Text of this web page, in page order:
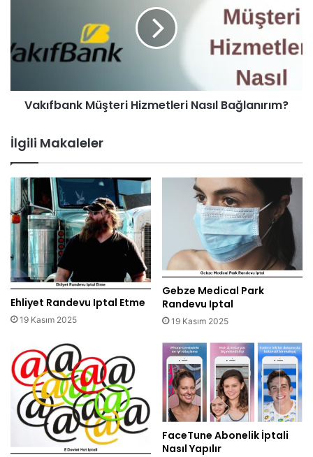
Vakıfbank Müşteri Hizmetleri Nasıl Bağlanırım?
İlgili Makaleler
Ehliyet Randevu Iptal Etme
19 Kasım 2025
Gebze Medical Park
Randevu Iptal
19 Kasım 2025
FaceTune Abonelik İptali
Nasıl Yapılır